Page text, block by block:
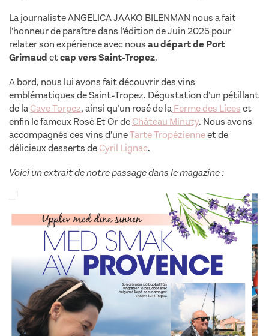
La journaliste ANGELICA JAAKO BILENMAN nous a fait
l’honneur de paraître dans l’édition de Juin 2025 pour
relater son expérience avec nousau départ de Port
Grimaudetcap vers Saint-Tropez.
A bord, nous lui avons fait découvrir des vins
emblématiques de Saint-Tropez. Dégustation d’un pétillant
de laCave Torpez, ainsi qu’un rosé de laFerme des Liceset
enfin le fameux Rosé Et Or deChâteau Minuty. Nous avons
accompagnés ces vins d’uneTarte Tropézienneet de
délicieux desserts deCyril Lignac.
Voici un extrait de notre passage dans le magazine :